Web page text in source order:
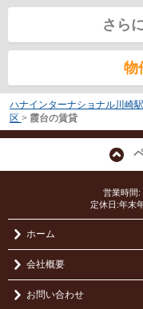
さら
物
ハナインターナショナル川崎
区 > 霞台の賃貸
営業時
定休日:年末
ホーム
会社概要
お問い合わせ